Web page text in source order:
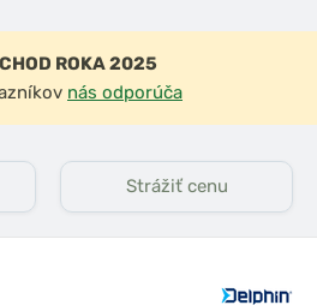
ROKA 2025
nás odporúča
Strážiť cenu